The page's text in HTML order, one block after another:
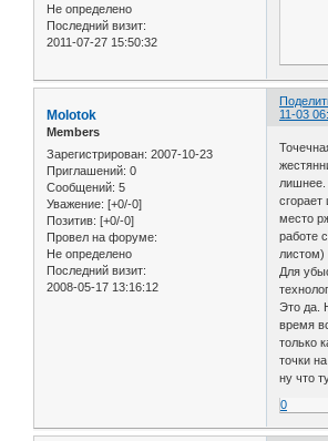
Не определено
Последний визит:
2011-07-27 15:50:32
11-03
Molotok
Members
Зарегистрирован: 2007-10-23
Приглашений: 0
Сообщений: 5
Уважение: [+0/-0]
Позитив: [+0/-0]
Провел на форуме:
Не определено
Последний визит:
2008-05-17 13:16:12
лишнее.
сгорает
место
работе
листом)
Для
Это да.
время
только
точки
ну что
0